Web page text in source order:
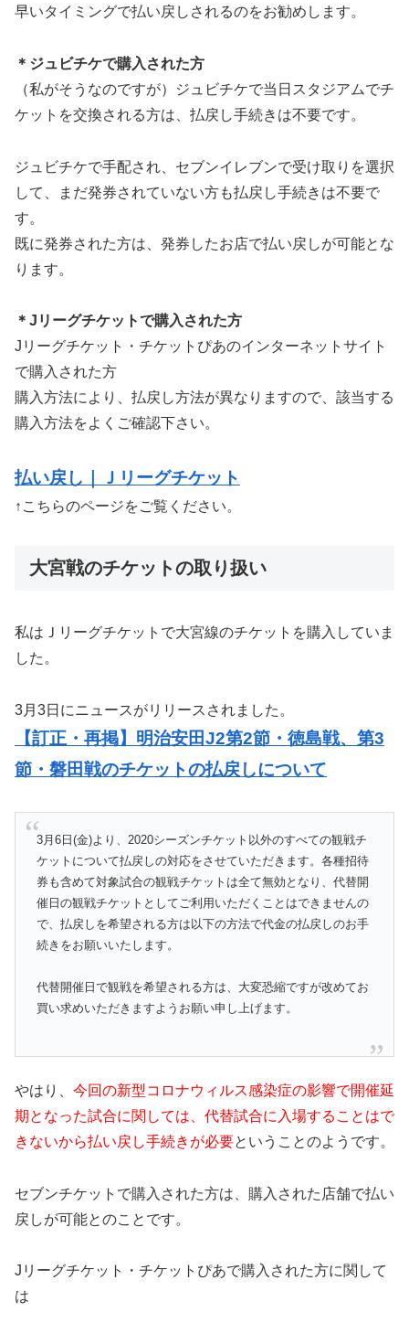
早いタイミングで払い戻しされるのをお勧めします。
＊ジュビチケで購入された方
（私がそうなのですが）ジュビチケで当日スタジアムでチ
ケットを交換される方は、払戻し手続きは不要です。
ジュビチケで手配され、セブンイレブンで受け取りを選択
して、まだ発券されていない方も払戻し手続きは不要で
す。
既に発券された方は、発券したお店で払い戻しが可能とな
ります。
＊Jリーグチケットで購入された方
Jリーグチケット・チケットぴあのインターネットサイト
で購入された方
購入方法により、払戻し方法が異なりますので、該当する
購入方法をよくご確認下さい。
払い戻し｜Ｊリーグチケット
↑こちらのページをご覧ください。
大宮戦のチケットの取り扱い
私はＪリーグチケットで大宮線のチケットを購入していま
した。
3月3日にニュースがリリースされました。
【訂正・再掲】明治安田J2第2節・徳島戦、第3
節・磐田戦のチケットの払戻しについて
3月6日(金)より、2020シーズンチケット以外のすべての観戦チ
ケットについて払戻しの対応をさせていただきます。各種招待
券も含めて対象試合の観戦チケットは全て無効となり、代替開
催日の観戦チケットとしてご利用いただくことはできませんの
で、払戻しを希望される方は以下の方法で代金の払戻しのお手
続きをお願いいたします。
代替開催日で観戦を希望される方は、大変恐縮ですが改めてお
買い求めいただきますようお願い申し上げます。
やはり、 今回の新型コロナウィルス感染症の影響で開催延
期となった試合に関しては、代替試合に入場することはで
きないから払い戻し手続きが必要ということのようです。
セブンチケットで購入された方は、購入された店舗で払い
戻しが可能とのことです。
Jリーグチケット・チケットぴあで購入された方に関して
は